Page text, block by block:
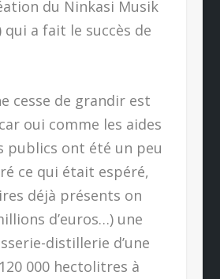
du Ninkasi Musik
qui a fait le succès de
cesse de grandir est
oui comme les aides
publics ont été un peu
ce qui était espéré,
déjà présents on
d’euros…) une
distillerie d’une
000 hectolitres à